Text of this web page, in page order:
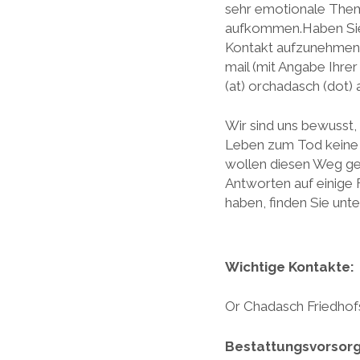
sehr emotionale
aufkommen.Haben
Kontakt
mail (mit Angabe
(at) orchadasch (dot)
Wir sind uns
Leben zum Tod
wollen diesen Weg
Antworten auf einige
haben, finden Sie
Wichtige
Or Chadasch